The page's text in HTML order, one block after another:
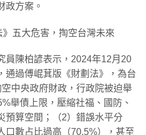
政方案。
》五大危害，掏空台灣未來
員陳柏諺表示，2024年12月20
通過傅崐萁版《財劃法》，為台
中央政府財政，行政院被迫舉
舉債上限，壓縮社福、國防、
預算空間；（2）錯誤水平分
口數占比過高（70.5%），甚至